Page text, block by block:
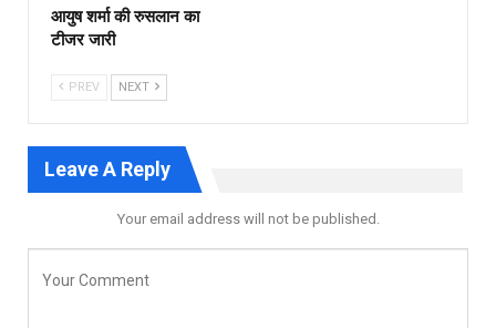
आयुष शर्मा की रुसलान का
टीजर जारी
PREV NEXT
Leave A Reply
Your email address will not be published.